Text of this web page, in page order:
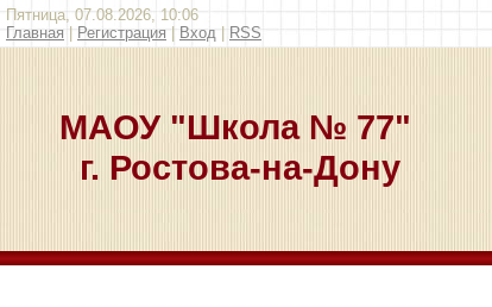
Пятница, 07.08.2026, 10:06
Главная
Регистрация Вход RSS
МАОУ "Школа № 77"
г. Ростова-на-Дону